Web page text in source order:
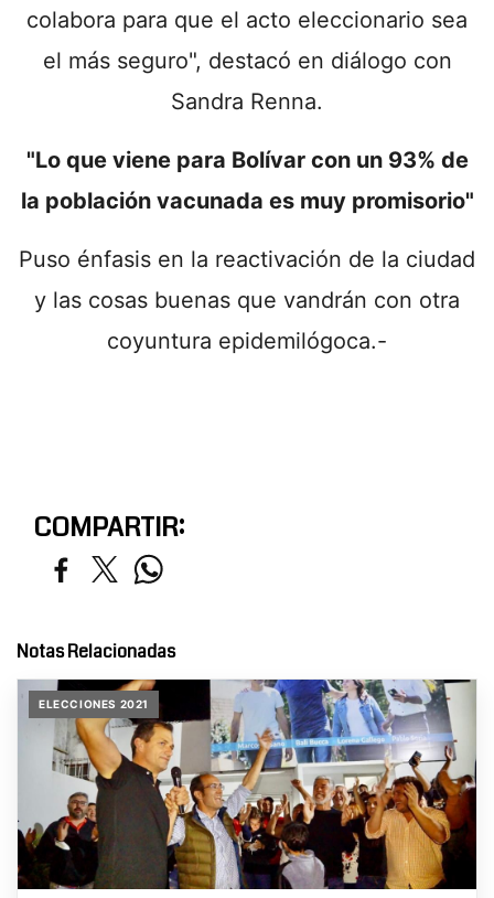
colabora para que el acto eleccionario sea
el más seguro", destacó en diálogo con
Sandra Renna.
"Lo que viene para Bolívar con un 93% de
la población vacunada es muy promisorio"
Puso énfasis en la reactivación de la ciudad
y las cosas buenas que vandrán con otra
coyuntura epidemilógoca.-
COMPARTIR:
Notas Relacionadas
ELECCIONES 2021